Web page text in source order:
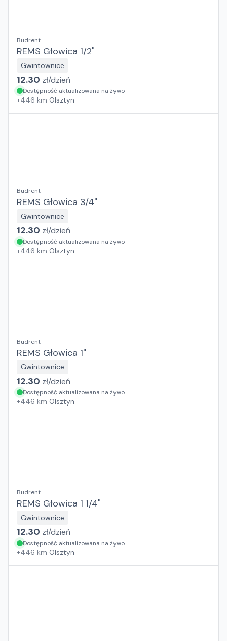
Budrent
REMS Głowica 1/2"
Gwintownice
12.30 zł/dzień
Dostępność aktualizowana na żywo
+446 km Olsztyn
Budrent
REMS Głowica 3/4"
Gwintownice
12.30 zł/dzień
Dostępność aktualizowana na żywo
+446 km Olsztyn
Budrent
REMS Głowica 1"
Gwintownice
12.30 zł/dzień
Dostępność aktualizowana na żywo
+446 km Olsztyn
Budrent
REMS Głowica 1 1/4"
Gwintownice
12.30 zł/dzień
Dostępność aktualizowana na żywo
+446 km Olsztyn